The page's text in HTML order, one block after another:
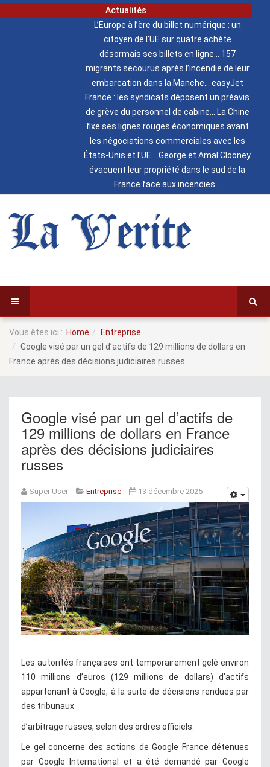
Actualités
L’Europe à l’ère du billet numérique : un
citoyen de l’UE sur quatre achète
désormais ses billets en ligne
157
migrants secourus après l’incendie de leur
embarcation dans la Manche
easyJet
France : les syndicats déposent un préavis
de grève du personnel de cabine
La Chine
fixe ses lignes rouges économiques avant
les négociations commerciales avec les
États-Unis et l’UE
George et Amal Clooney
évacuent leur propriété dans le sud de la
France face aux incendies
La Verite
Vous êtes ici : Home
Entreprise
Google visé par un gel d’actifs de 129 millions de dollars en
France après des décisions judiciaires russes
Google visé par un gel d’actifs de
129 millions de dollars en France
après des décisions judiciaires
russes
Super User Entreprise 13 décembre 2025
Les autorités françaises ont temporairement gelé environ
110 millions d’euros (129 millions de dollars) d’actifs
appartenant à Google, à la suite de décisions rendues par
des tribunaux
d’arbitrage russes, selon des ordres officiels.
Le gel concerne des actions de Google France détenues
par Google International et a été demandé par Google